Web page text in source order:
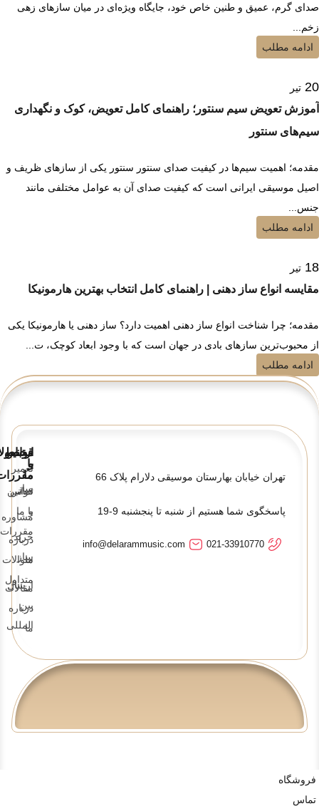
صدای گرم، عمیق و طنین خاص خود، جایگاه ویژه‌ای در میان سازهای زهی
زخم...
ادامه مطلب
20 تیر
آموزش تعویض سیم سنتور؛ راهنمای کامل تعویض، کوک و نگهداری
سیم‌های سنتور
مقدمه؛ اهمیت سیم‌ها در کیفیت صدای سنتور سنتور یکی از سازهای ظریف و
اصیل موسیقی ایرانی است که کیفیت صدای آن به عوامل مختلفی مانند
جنس...
ادامه مطلب
18 تیر
مقایسه انواع ساز دهنی | راهنمای کامل انتخاب بهترین هارمونیکا
مقدمه؛ چرا شناخت انواع ساز دهنی اهمیت دارد؟ ساز دهنی یا هارمونیکا یکی
از محبوب‌ترین سازهای بادی در جهان است که با وجود ابعاد کوچک، ت...
ادامه مطلب
تهران خیابان بهارستان موسیقی دلارام پلاک 66
پاسخگوی شما هستیم از شنبه تا پنجشنبه 9-19
021-33910770
info@delarammusic.com
تعمیر
ساز
مشاوره
خرید
ساز
ارسال
بین
المللی
قوانین
و
قوانین
و
مقررات
سوالات
متداول
درباره
ما
ارتباط
با
ما
تماس
با ما
درباره
ما
مقالات
فروشگاه
تماس